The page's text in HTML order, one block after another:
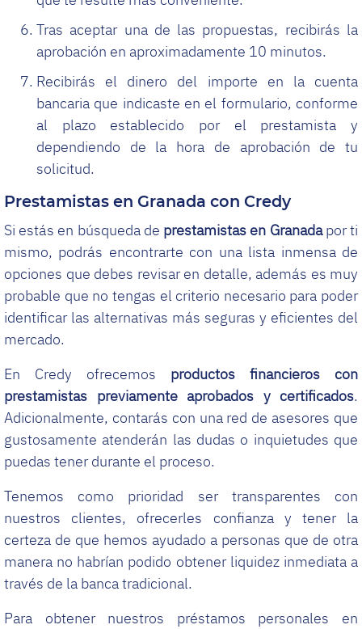
Tras aceptar una de las propuestas, recibirás la
aprobación en aproximadamente 10 minutos.
Recibirás el dinero del importe en la cuenta
bancaria que indicaste en el formulario, conforme
al plazo establecido por el prestamista y
dependiendo de la hora de aprobación de tu
solicitud.
Prestamistas en Granada con Credy
Si estás en búsqueda de prestamistas en Granadapor ti
mismo, podrás encontrarte con una lista inmensa de
opciones que debes revisar en detalle, además es muy
probable que no tengas el criterio necesario para poder
identificar las alternativas más seguras y eficientes del
mercado.
En Credy ofrecemos productos financieros con
prestamistas previamente aprobados y certificados.
Adicionalmente, contarás con una red de asesores que
gustosamente atenderán las dudas o inquietudes que
puedas tener durante el proceso.
Tenemos como prioridad ser transparentes con
nuestros clientes, ofrecerles confianza y tener la
certeza de que hemos ayudado a personas que de otra
manera no habrían podido obtener liquidez inmediata a
través de la banca tradicional.
Para obtener nuestros préstamos personales en